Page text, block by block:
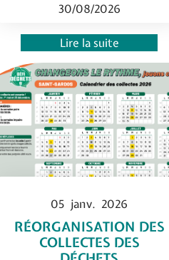
30/08/2026
7 j / 7 dimanches et…
Lire la suite
05 janv. 2026
RÉORGANISATION DES
COLLECTES DES